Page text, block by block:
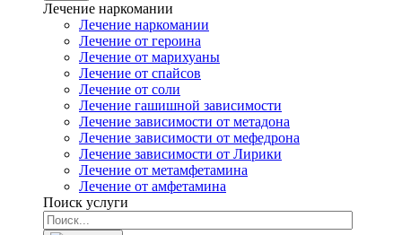
Лечение наркомании
Лечение наркомании
Лечение от героина
Лечение от марихуаны
Лечение от спайсов
Лечение от соли
Лечение гашишной зависимости
Лечение зависимости от метадона
Лечение зависимости от мефедрона
Лечение зависимости от Лирики
Лечение от метамфетамина
Лечение от амфетамина
Поиск услуги